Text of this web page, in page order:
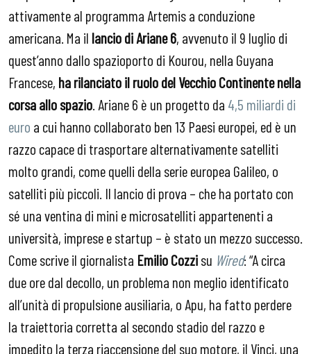
attivamente al programma Artemis a conduzione
americana. Ma il lancio di Ariane 6, avvenuto il 9 luglio di
quest’anno dallo spazioporto di Kourou, nella Guyana
Francese, ha rilanciato il ruolo del Vecchio Continente nella
corsa allo spazio . Ariane 6 è un progetto da 4,5 miliardi di
euro a cui hanno collaborato ben 13 Paesi europei, ed è un
razzo capace di trasportare alternativamente satelliti
molto grandi, come quelli della serie europea Galileo, o
satelliti più piccoli. Il lancio di prova – che ha portato con
sé una ventina di mini e microsatelliti appartenenti a
università, imprese e startup – è stato un mezzo successo.
Come scrive il giornalista Emilio Cozzisu Wired: “A circa
due ore dal decollo, un problema non meglio identificato
all’unità di propulsione ausiliaria, o Apu, ha fatto perdere
la traiettoria corretta al secondo stadio del razzo e
impedito la terza riaccensione del suo motore, il Vinci, una